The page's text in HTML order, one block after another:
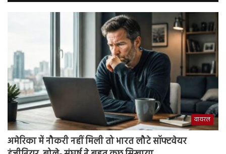
वायरल
अमेरिका में नौकरी नहीं मिली तो भारत लौटे सॉफ्टवेयर